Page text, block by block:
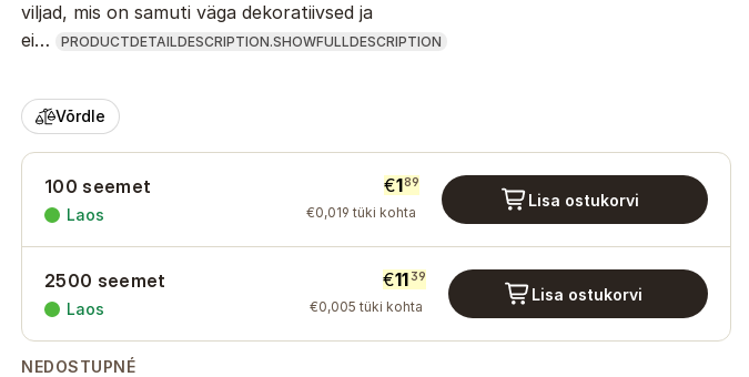
viljad, mis on samuti väga dekoratiivsed ja
ei…
PRODUCTDETAILDESCRIPTION.SHOWFULLDESCRIPTION
Võrdle
100 seemet
Laos
€189
€0,019 tüki kohta
Lisa ostukorvi
2500 seemet
Laos
€1139
€0,005 tüki kohta
Lisa ostukorvi
NEDOSTUPNÉ